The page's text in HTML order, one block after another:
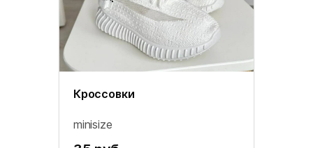
Кроссовки
minisize